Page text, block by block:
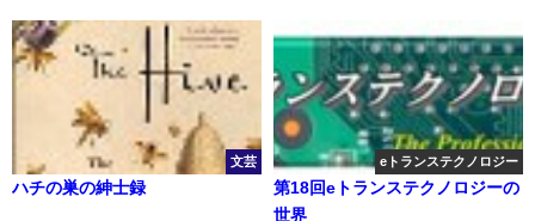
文芸
ハチの巣の紳士録
eトランステクノロジー
第18回eトランステクノロジーの
世界